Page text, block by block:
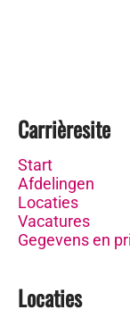
Carrièresite
Start
Afdelingen
Locaties
Vacatures
Gegevens en
Locaties